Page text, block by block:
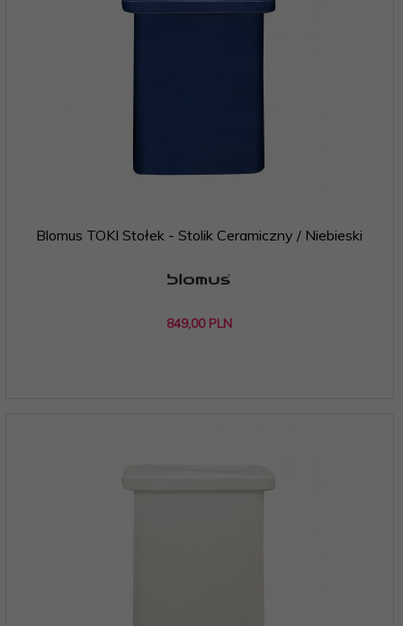
Blomus TOKI Stołek - Stolik Ceramiczny / Niebieski
849,00 PLN